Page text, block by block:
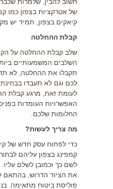
של אטרקציות בצפון כמו
קיאקים בצפון, תמיד יש
קבלת ההחלטה
שלב קבלת ההחלטה על
השלבים המשמעותיים
תקבלו את ההחלטה, לא
לכם וגם לא תעבדו
לעומת זאת, מרגע קבלת
האפשרויות העומדות
החלומות שלכם.
מה צריך לעשות?
כדי לפתוח עסק חדש של
קמפינג בצפון עליהם
לשם כך וכמובן לשלם עליו.
את הציוד הדרוש, בהתאם
פוליסת ביטוח מתאימה.